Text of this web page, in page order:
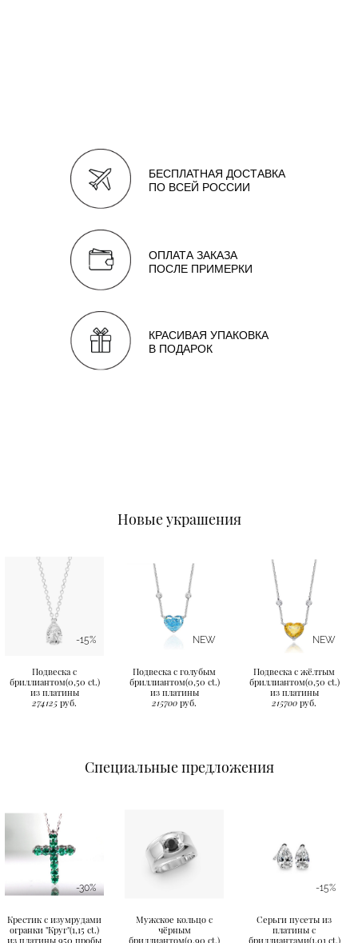
БЕСПЛАТНАЯ ДОСТАВКА
ПО ВСЕЙ РОССИИ
ОПЛАТА ЗАКАЗА
ПОСЛЕ ПРИМЕРКИ
КРАСИВАЯ УПАКОВКА
В ПОДАРОК
Новые украшения
-15%
Подвеска с
бриллиантом(0,50 ct.)
из платины
274125 руб.
NEW
Подвеска с голубым
бриллиантом(0,50 ct.)
из платины
215700 руб.
NEW
Подвеска с жёлтым
бриллиантом(0,50 ct.)
из платины
215700 руб.
Специальные предложения
-30%
Крестик с изумрудами
огранки "Круг"(1,15 ct.)
из платины 950 пробы
Мужское кольцо с
чёрным
бриллиантом(0,90 ct.)
-15%
Серьги пусеты из
платины с
бриллиантами(1,01 ct.)